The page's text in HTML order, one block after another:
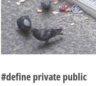
#define private public